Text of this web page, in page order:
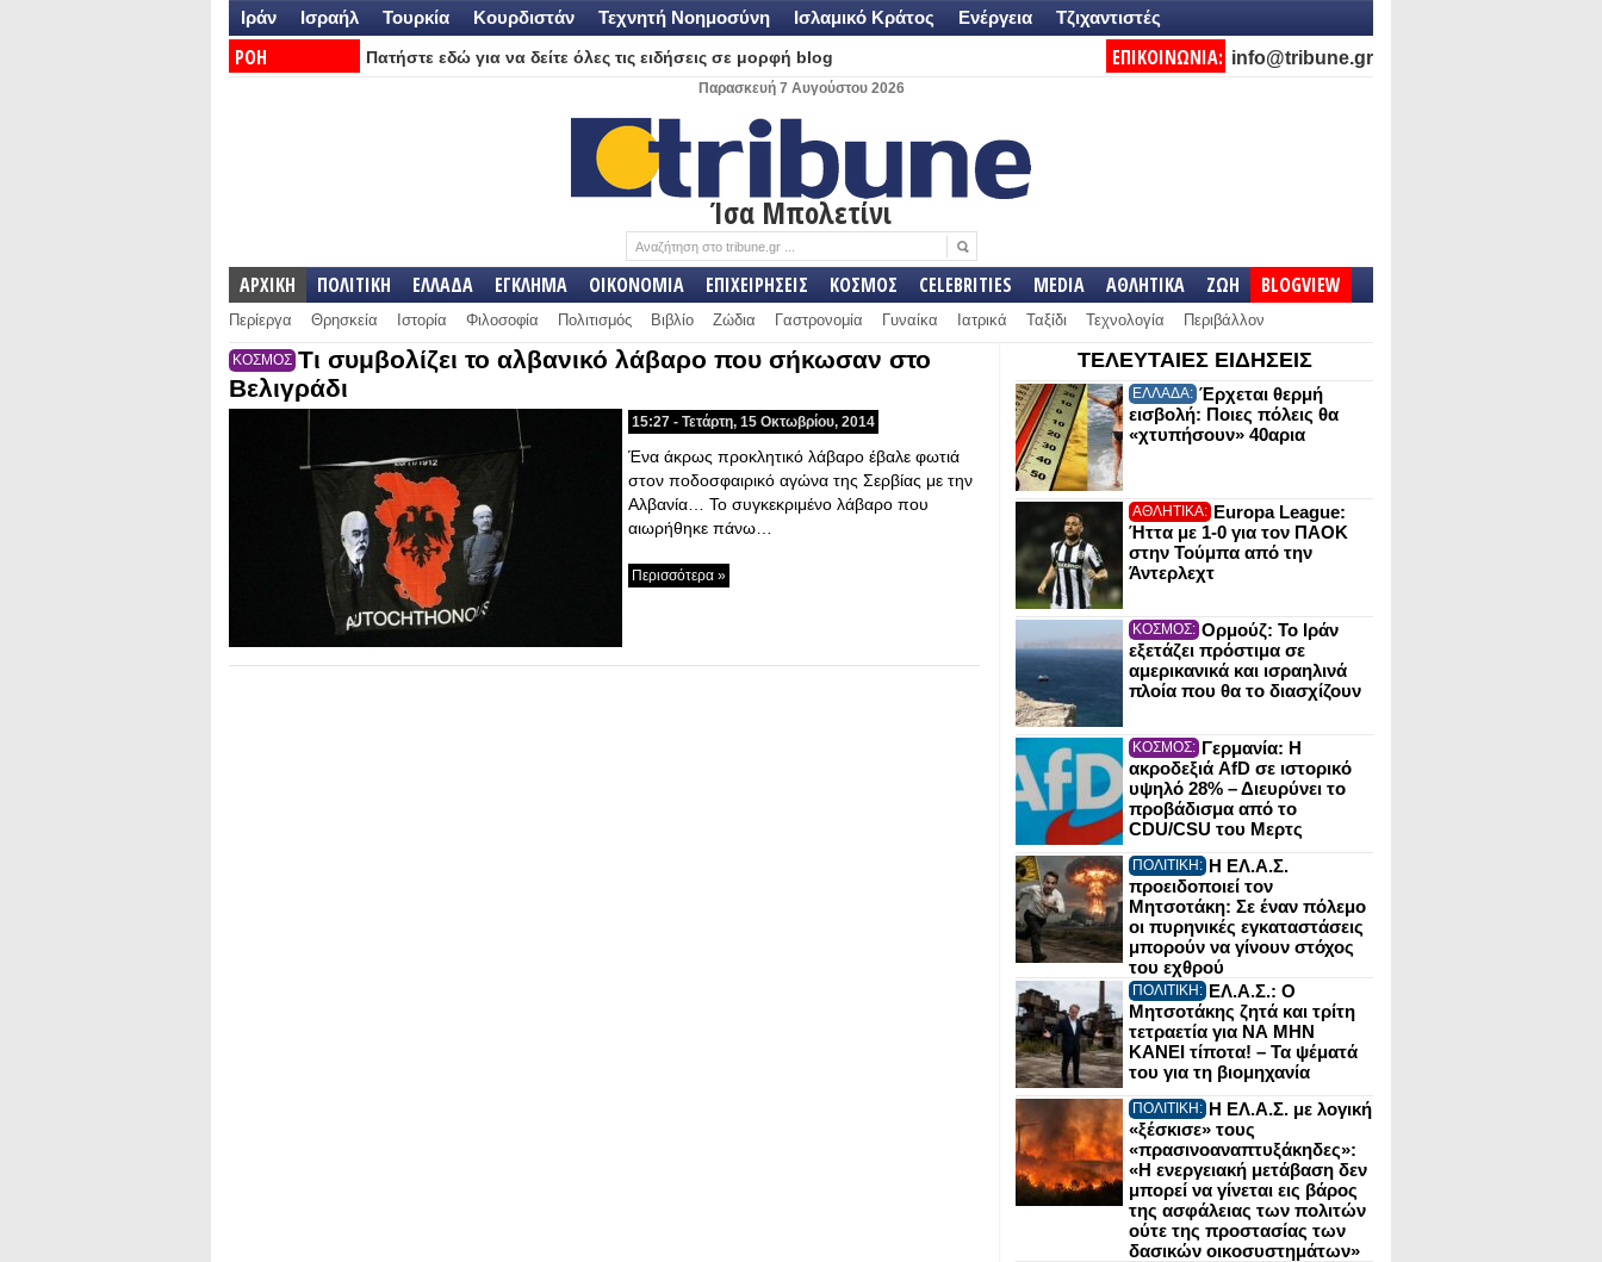
Ιράν Ισραήλ Τουρκία Κουρδιστάν Τεχνητή Νοημοσύνη Ισλαμικό Κράτος Ενέργεια Τζιχαντιστές
ΡΟΗ
Πατήστε εδώ για να δείτε όλες τις ειδήσεις σε μορφή blog ΕΠΙΚΟΙΝΩΝΙΑ: info@tribune.gr
Παρασκευή 7 Αυγούστου 2026
Ίσα Μπολετίνι
ΑΡΧΙΚΗ ΠΟΛΙΤΙΚΗ ΕΛΛΑΔΑ ΕΓΚΛΗΜΑ ΟΙΚΟΝΟΜΙΑ ΕΠΙΧΕΙΡΗΣΕΙΣ ΚΟΣΜΟΣ CELEBRITIES MEDIA ΑΘΛΗΤΙΚΑ ΖΩΗ BLOGVIEW
Περίεργα Θρησκεία Ιστορία Φιλοσοφία Πολιτισμός Βιβλίο Ζώδια Γαστρονομία Γυναίκα Ιατρικά Ταξίδι Τεχνολογία Περιβάλλον
ΚΟΣΜΟΣ Τι συμβολίζει το αλβανικό λάβαρο που σήκωσαν στο
Βελιγράδι
15:27 - Τετάρτη, 15 Οκτωβρίου, 2014
Ένα άκρως προκλητικό λάβαρο έβαλε φωτιά
στον ποδοσφαιρικό αγώνα της Σερβίας με την
Αλβανία… Το συγκεκριμένο λάβαρο που
αιωρήθηκε πάνω…
Περισσότερα »
ΤΕΛΕΥΤΑΙΕΣ ΕΙΔΗΣΕΙΣ
ΕΛΛΑΔΑ: Έρχεται θερμή
εισβολή: Ποιες πόλεις θα
«χτυπήσουν» 40αρια
ΑΘΛΗΤΙΚΑ: Europa League:
Ήττα με 1-0 για τον ΠΑΟΚ
στην Τούμπα από την
Άντερλεχτ
ΚΟΣΜΟΣ: Ορμούζ: Το Ιράν
εξετάζει πρόστιμα σε
αμερικανικά και ισραηλινά
πλοία που θα το διασχίζουν
ΚΟΣΜΟΣ: Γερμανία: Η
ακροδεξιά AfD σε ιστορικό
υψηλό 28% – Διευρύνει το
προβάδισμα από το
CDU/CSU του Μερτς
ΠΟΛΙΤΙΚΗ: Η ΕΛ.Α.Σ.
προειδοποιεί τον
Μητσοτάκη: Σε έναν πόλεμο
οι πυρηνικές εγκαταστάσεις
μπορούν να γίνουν στόχος
του εχθρού
ΠΟΛΙΤΙΚΗ: ΕΛ.Α.Σ.: Ο
Μητσοτάκης ζητά και τρίτη
τετραετία για ΝΑ ΜΗΝ
ΚΑΝΕΙ τίποτα! – Τα ψέματά
του για τη βιομηχανία
ΠΟΛΙΤΙΚΗ: Η ΕΛ.Α.Σ. με λογική
«ξέσκισε» τους
«πρασινοαναπτυξάκηδες»:
«Η ενεργειακή μετάβαση δεν
μπορεί να γίνεται εις βάρος
της ασφάλειας των πολιτών
ούτε της προστασίας των
δασικών οικοσυστημάτων»